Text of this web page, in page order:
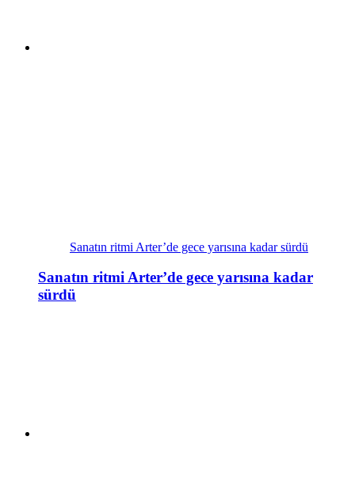
Sanatın ritmi Arter’de gece yarısına kadar sürdü
Sanatın ritmi Arter’de gece yarısına kadar
sürdü